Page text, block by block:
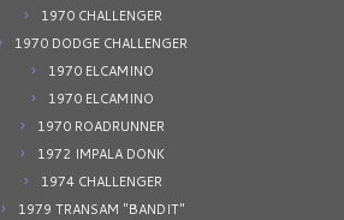
1970 CHALLENGER
1970 DODGE CHALLENGER
1970 ELCAMINO
1970 ELCAMINO
1970 ROADRUNNER
1972 IMPALA DONK
1974 CHALLENGER
1979 TRANSAM "BANDIT"